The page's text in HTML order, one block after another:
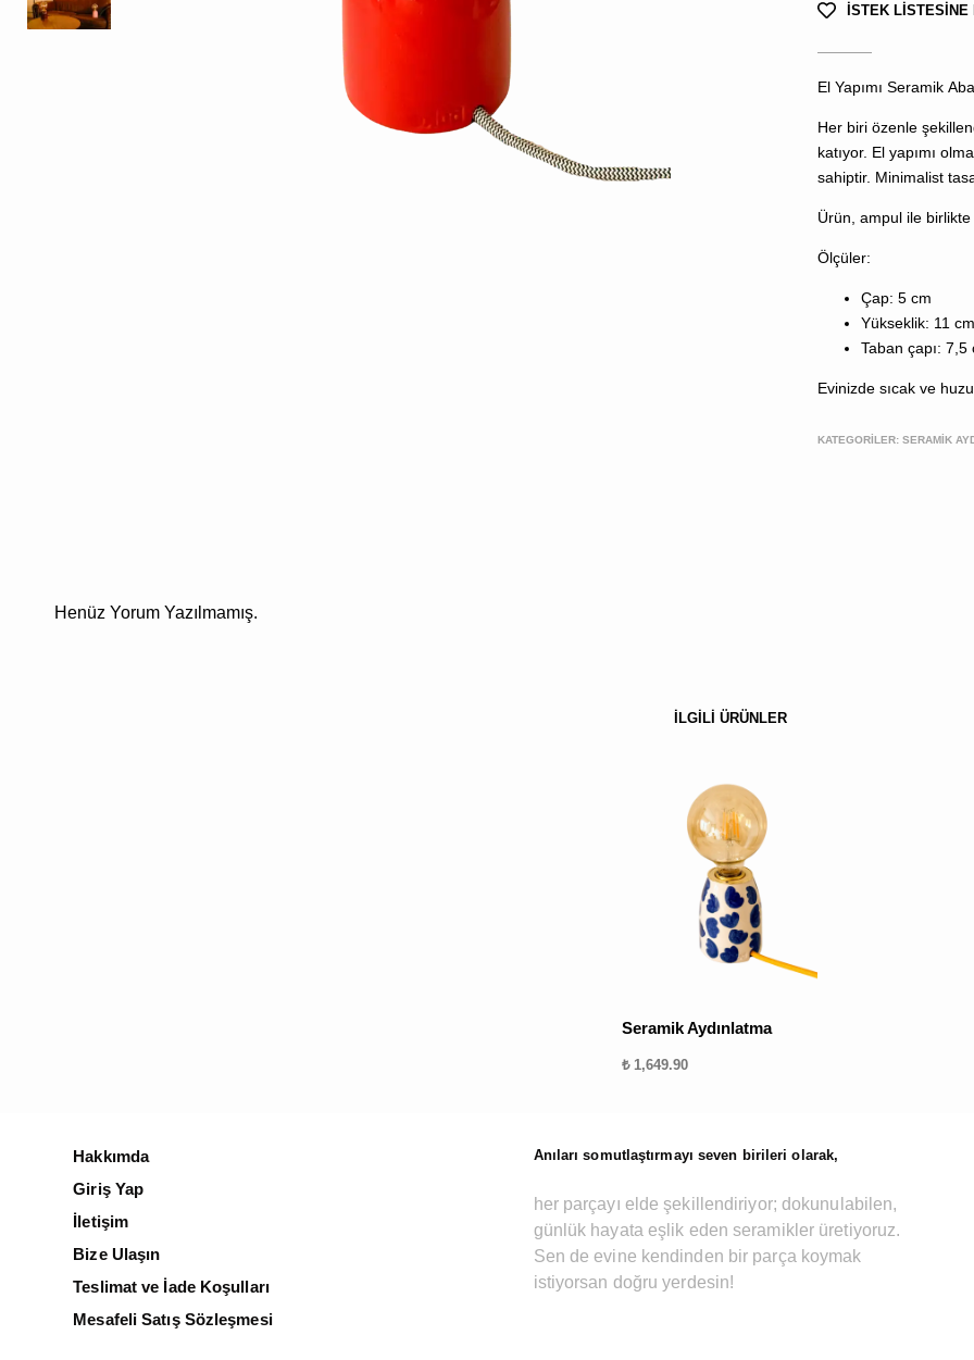
İSTEK LİSTESİNE
El Yapımı Seramik
Her biri özenle
katıyor. El yapımı
sahiptir. Minimalist
Ürün, ampul ile
Ölçüler:
Çap: 5 cm
Yükseklik: 11
Taban çapı: 7,5
Evinizde sıcak ve
KATEGORİLER: SERAMIK
Henüz Yorum Yazılmamış.
İLGİLİ ÜRÜNLER
Seramik Aydınlatma
₺ 1,649.90
Hakkımda
Giriş Yap
İletişim
Bize Ulaşın
Teslimat ve İade Koşulları
Mesafeli Satış Sözleşmesi
Anıları somutlaştırmayı seven birileri olarak,
her parçayı elde şekillendiriyor; dokunulabilen,
günlük hayata eşlik eden seramikler üretiyoruz.
Sen de evine kendinden bir parça koymak
istiyorsan doğru yerdesin!